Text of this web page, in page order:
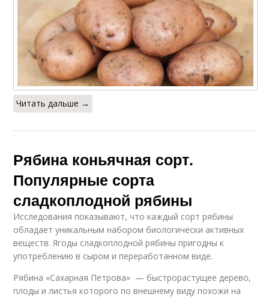
Читать дальше →
Рябина коньячная сорт.
Популярные сорта
сладкоплодной рябины
Исследования показывают, что каждый сорт рябины
обладает уникальным набором биологически активных
веществ. Ягоды сладкоплодной рябины пригодны к
употреблению в сыром и переработанном виде.
Рябина «Сахарная Петрова» — быстрорастущее дерево,
плоды и листья которого по внешнему виду похожи на